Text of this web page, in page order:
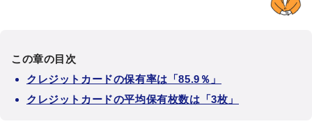
この章の目次
クレジットカードの保有率は「85.9％」
クレジットカードの平均保有枚数は「3枚」